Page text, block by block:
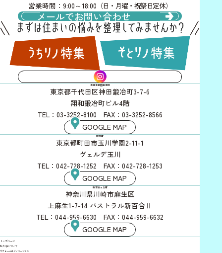
営業時間：9:00～18:00 （日・月曜・祝祭日定休）
メールでお問い合わせ
INSTAGRAM
本社首都圏事業部
東京都千代田区神田鍛冶町3-7-6
翔和鍛冶町ビル4階
TEL：03-3252-8100 FAX：03-3252-8566
GOOGLE MAP
町田店
東京都町田市玉川学園2-11-1
ヴェルデ玉川
TEL：042-728-1252 FAX：042-728-1253
GOOGLE MAP
新百合ヶ丘店
神奈川県川崎市麻生区
上麻生1-7-14 パストラル新百合Ⅱ
TEL：044-959-6630 FAX：044-959-6632
GOOGLE MAP
トップページ
私たちについて
リフォーム＆リノベーション